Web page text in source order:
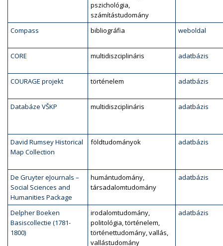
pszichológia,
számítástudomány
Compass bibliográfia weboldal
CORE multidiszciplináris adatbázis
COURAGE projekt történelem adatbázis
Databáze VŠKP multidiszciplináris adatbázis
David Rumsey Historical
Map Collection
földtudományok adatbázis
De Gruyter eJournals –
Social Sciences and
Humanities Package
humántudomány,
társadalomtudomány
adatbázis
Delpher Boeken
Basiscollectie (1781-
1800)
irodalomtudomány,
politológia, történelem,
történettudomány, vallás,
vallástudomány
adatbázis